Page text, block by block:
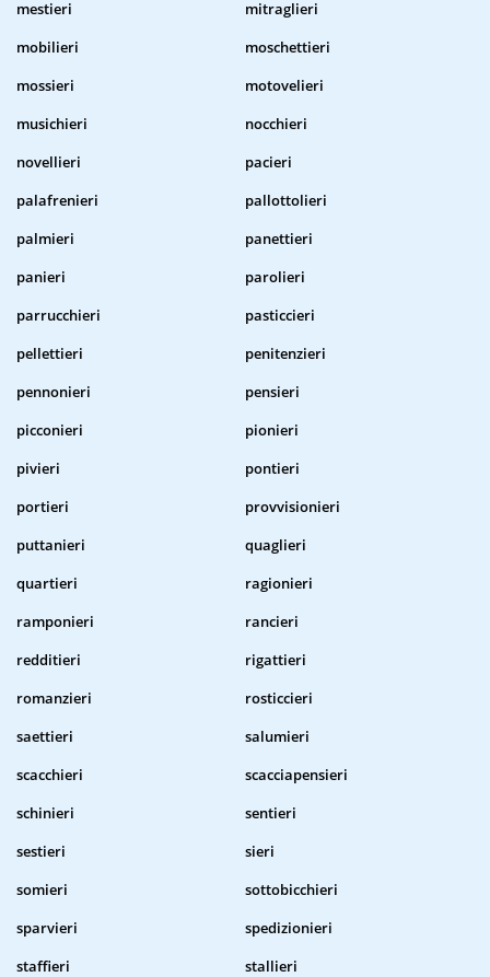
mestieri
mitraglieri
mobilieri
moschettieri
mossieri
motovelieri
musichieri
nocchieri
novellieri
pacieri
palafrenieri
pallottolieri
palmieri
panettieri
panieri
parolieri
parrucchieri
pasticcieri
pellettieri
penitenzieri
pennonieri
pensieri
picconieri
pionieri
pivieri
pontieri
portieri
provvisionieri
puttanieri
quaglieri
quartieri
ragionieri
ramponieri
rancieri
redditieri
rigattieri
romanzieri
rosticcieri
saettieri
salumieri
scacchieri
scacciapensieri
schinieri
sentieri
sestieri
sieri
somieri
sottobicchieri
sparvieri
spedizionieri
staffieri
stallieri